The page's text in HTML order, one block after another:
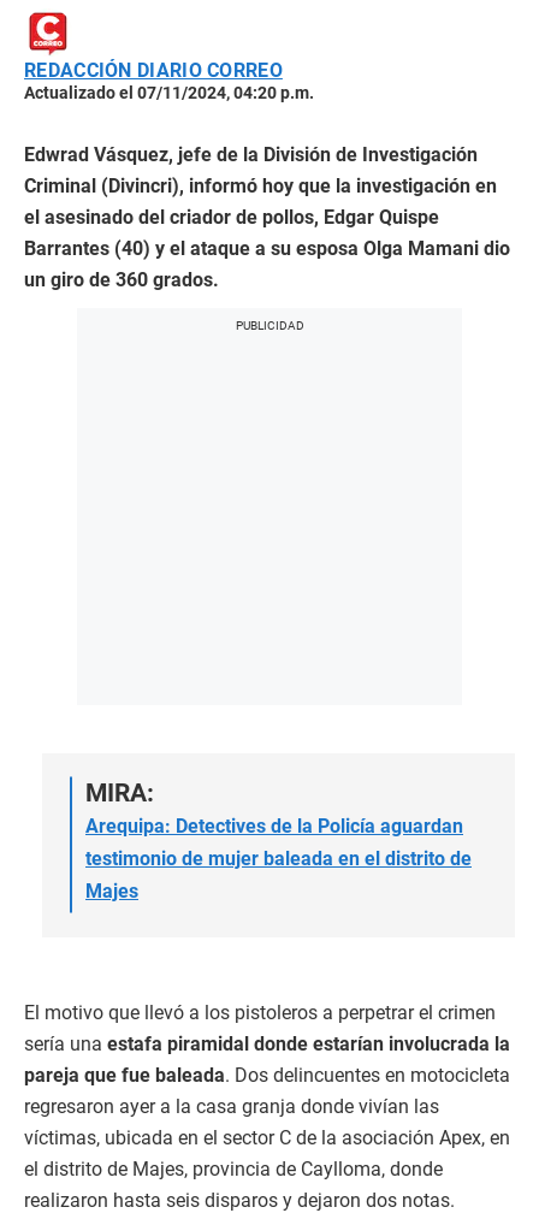
REDACCIÓN DIARIO CORREO
Actualizado el 07/11/2024, 04:20 p.m.
Edwrad Vásquez, jefe de la División de Investigación
Criminal (Divincri), informó hoy que la investigación en
el asesinado del criador de pollos, Edgar Quispe
Barrantes (40) y el ataque a su esposa Olga Mamani dio
un giro de 360 grados.
MIRA:
Arequipa: Detectives de la Policía aguardan
testimonio de mujer baleada en el distrito de
Majes
El motivo que llevó a los pistoleros a perpetrar el crimen
sería una estafa piramidal donde estarían involucrada la
pareja que fue baleada. Dos delincuentes en motocicleta
regresaron ayer a la casa granja donde vivían las
víctimas, ubicada en el sector C de la asociación Apex, en
el distrito de Majes, provincia de Caylloma, donde
realizaron hasta seis disparos y dejaron dos notas.